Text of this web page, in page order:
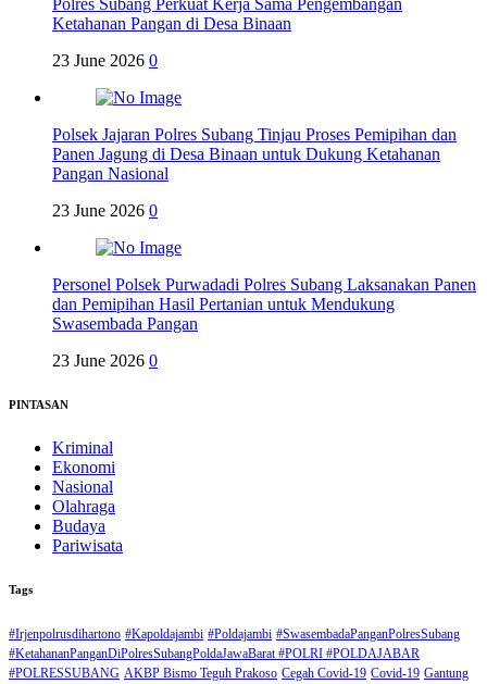
Polres Subang Perkuat Kerja Sama Pengembangan
Ketahanan Pangan di Desa Binaan
23 June 2026 0
Polsek Jajaran Polres Subang Tinjau Proses Pemipihan dan
Panen Jagung di Desa Binaan untuk Dukung Ketahanan
Pangan Nasional
23 June 2026 0
Personel Polsek Purwadadi Polres Subang Laksanakan Panen
dan Pemipihan Hasil Pertanian untuk Mendukung
Swasembada Pangan
23 June 2026 0
PINTASAN
Kriminal
Ekonomi
Nasional
Olahraga
Budaya
Pariwisata
Tags
#Irjenpolrusdihartono #Kapoldajambi #Poldajambi #SwasembadaPanganPolresSubang
#KetahananPanganDiPolresSubangPoldaJawaBarat #POLRI #POLDAJABAR
#POLRESSUBANG AKBP Bismo Teguh Prakoso Cegah Covid-19 Covid-19 Gantung